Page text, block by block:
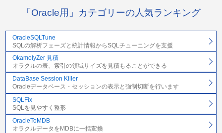
「Oracle用」カテゴリーの人気ランキング
OracleSQLTune
SQLの解析フェーズと統計情報からSQLチューニングを支援
OkamolyZer 見積
オラクルの表、索引の領域サイズを見積もることができる
DataBase Session Killer
Oracleデータベース・セッションの表示と強制切断を行います
SQLFix
SQLを見やすく整形
OracleToMDB
オラクルデータをMDBに一括変換